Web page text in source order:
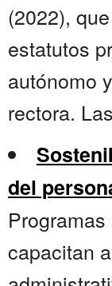
(2022),
estatutos
autónomo
rectora.
del
capacitan